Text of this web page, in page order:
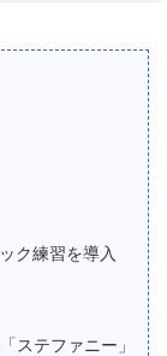
ク練習を導入
ステファニー」